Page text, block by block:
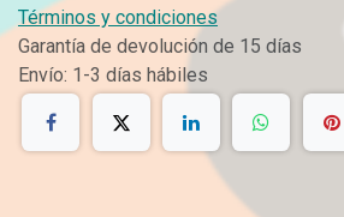
Términos y condiciones
Garantía de devolución de 15 días
Envío: 1-3 días hábiles